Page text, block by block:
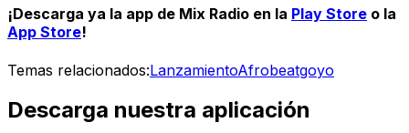
¡Descarga ya la app de Mix Radio en la Play Store o la
App Store!
Temas relacionados:LanzamientoAfrobeatgoyo
Descarga nuestra aplicación